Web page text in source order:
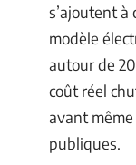
s’ajoutent
modèle
autour de
coût réel
avant
publiques.